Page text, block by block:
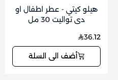
هيلو كيتي - عطر اطفال او
دي تواليت 30 مل
36.12
أضف الى السلة